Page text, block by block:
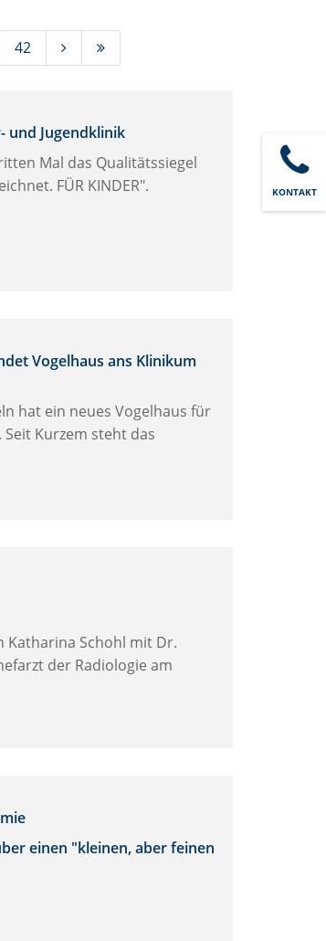
KONTAKT
42
und Jugendklinik
Mal das Qualitätssiegel
FÜR KINDER".
Vogelhaus ans Klinikum
hat ein neues Vogelhaus für
Kurzem steht das
Katharina Schohl mit Dr.
der Radiologie am
einen "kleinen, aber feinen